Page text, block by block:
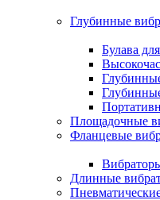
Глубинные
Булава
Площадочные
Фланцевые
Длинные